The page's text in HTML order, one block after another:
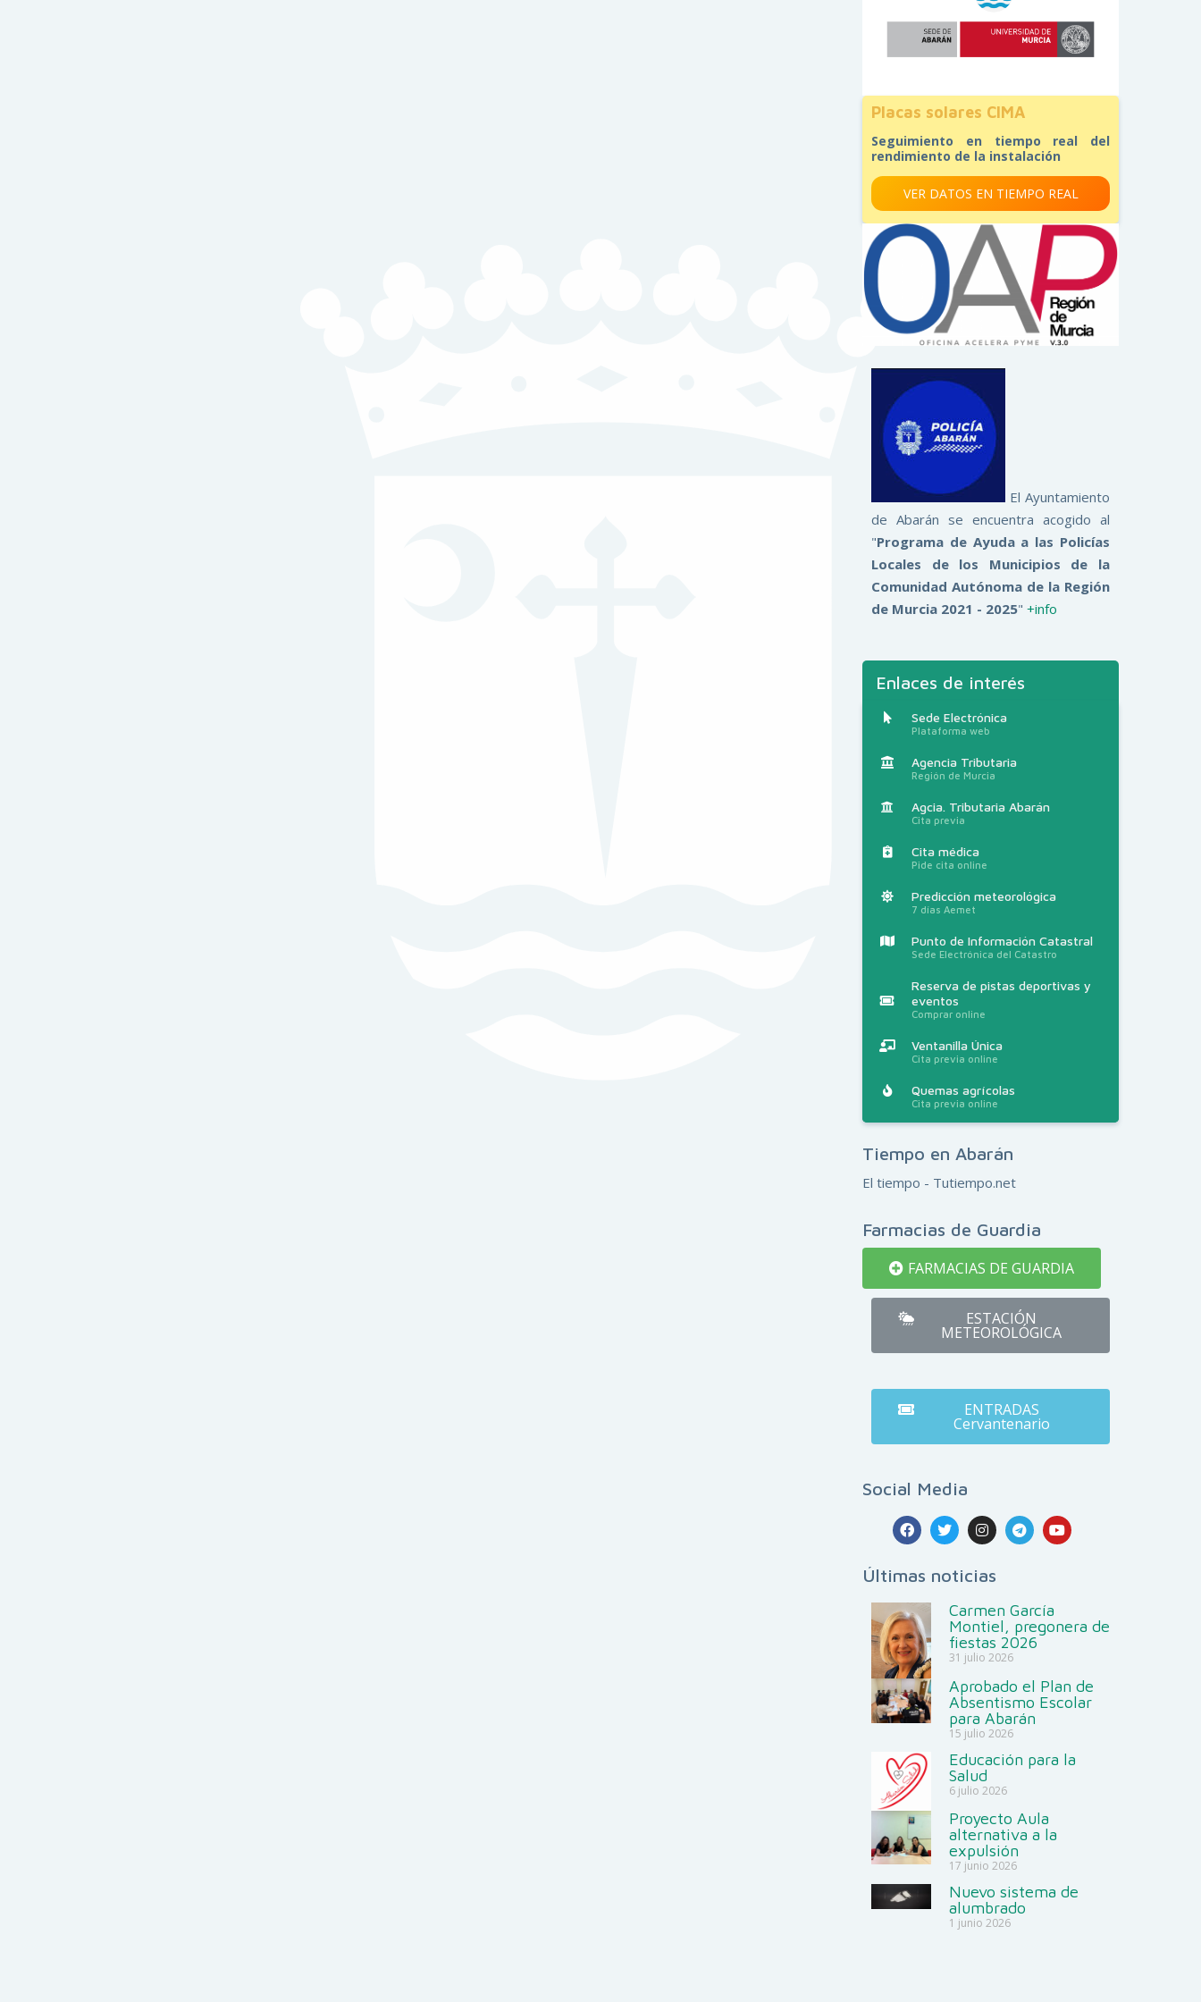
Placas solares CIMA
Seguimiento en tiempo real del
rendimiento de la instalación
VER DATOS EN TIEMPO REAL
El Ayuntamiento
de Abarán se encuentra acogido al
"Programa de Ayuda a las Policías
Locales de los Municipios de la
Comunidad Autónoma de la Región
de Murcia 2021 - 2025" +info
Enlaces de interés
Sede Electrónica
Plataforma web
Agencia Tributaria
Región de Murcia
Agcia. Tributaria Abarán
Cita previa
Cita médica
Pide cita online
Predicción meteorológica
7 días Aemet
Punto de Información Catastral
Sede Electrónica del Catastro
Reserva de pistas deportivas y
eventos
Comprar online
Ventanilla Única
Cita previa online
Quemas agrícolas
Cita previa online
Tiempo en Abarán
El tiempo - Tutiempo.net
Farmacias de Guardia
FARMACIAS DE GUARDIA
ESTACIÓN
METEOROLÓGICA
ENTRADAS
Cervantenario
Social Media
Últimas noticias
Carmen García
Montiel, pregonera de
fiestas 2026
31 julio 2026
Aprobado el Plan de
Absentismo Escolar
para Abarán
15 julio 2026
Educación para la
Salud
6 julio 2026
Proyecto Aula
alternativa a la
expulsión
17 junio 2026
Nuevo sistema de
alumbrado
1 junio 2026